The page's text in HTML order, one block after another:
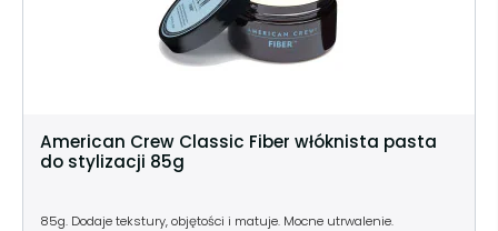
American Crew Classic Fiber włóknista pasta
do stylizacji 85g
85g. Dodaje tekstury, objętości i matuje. Mocne utrwalenie.